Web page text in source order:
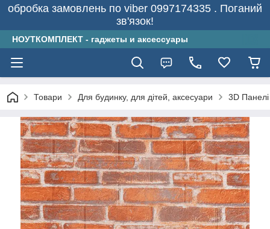
обробка замовлень по viber 0997174335 . Поганий
зв'язок!
НОУТКОМПЛЕКТ - гаджеты и аксессуары
Товари Для будинку, для дітей, аксесуари 3D Панелі